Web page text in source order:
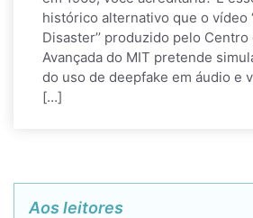
histórico alternativo que o vídeo
Disaster’’ produzido pelo
Avançada do MIT pretende
do uso de deepfake em áudio e
[…]
Aos leitores